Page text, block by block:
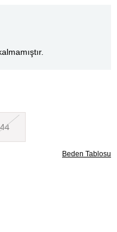
44
Beden Tablosu